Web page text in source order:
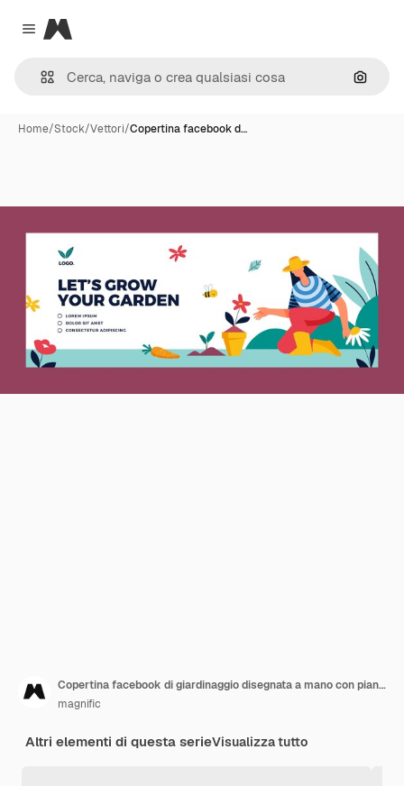
Close menu
Magnific
Cerca
Home/Stock/Vettori/Copertina facebook d…
Copertina facebook di giardinaggio disegnata a mano con piante
magnific
Altri elementi di questa serieVisualizza tutto